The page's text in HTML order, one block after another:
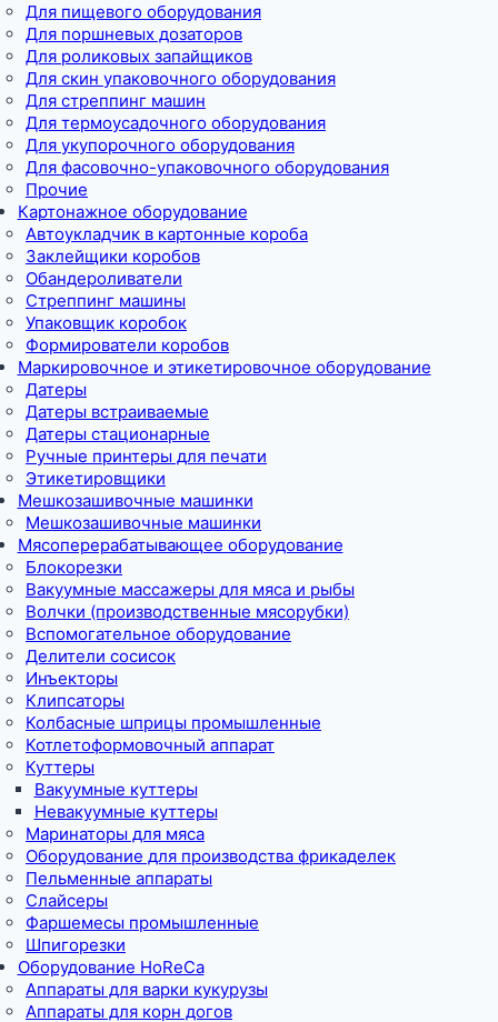
Для пищевого оборудования
Для поршневых дозаторов
Для роликовых запайщиков
Для скин упаковочного оборудования
Для стреппинг машин
Для термоусадочного оборудования
Для укупорочного оборудования
Для фасовочно-упаковочного оборудования
Прочие
Картонажное оборудование
Автоукладчик в картонные короба
Заклейщики коробов
Обандероливатели
Стреппинг машины
Упаковщик коробок
Формирователи коробов
Маркировочное и этикетировочное оборудование
Датеры
Датеры встраиваемые
Датеры стационарные
Ручные принтеры для печати
Этикетировщики
Мешкозашивочные машинки
Мешкозашивочные машинки
Мясоперерабатывающее оборудование
Блокорезки
Вакуумные массажеры для мяса и рыбы
Волчки (производственные мясорубки)
Вспомогательное оборудование
Делители сосисок
Инъекторы
Клипсаторы
Колбасные шприцы промышленные
Котлетоформовочный аппарат
Куттеры
Вакуумные куттеры
Невакуумные куттеры
Маринаторы для мяса
Оборудование для производства фрикаделек
Пельменные аппараты
Слайсеры
Фаршемесы промышленные
Шпигорезки
Оборудование HoReCa
Аппараты для варки кукурузы
Аппараты для корн догов